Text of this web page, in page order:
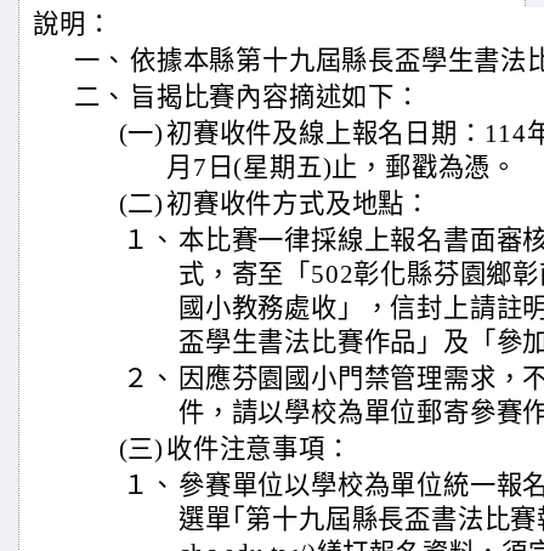
說明：
一、 依據本縣第十九屆縣長盃學生書法
二、 旨揭比賽內容摘述如下：
(一) 初賽收件及線上報名日期：114
月7日(星期五)止，郵戳為憑。
(二) 初賽收件方式及地點：
１、 本比賽一律採線上報名書面審
式，寄至「502彰化縣芬園鄉
國小教務處收」，信封上請註
盃學生書法比賽作品」及「參
２、 因應芬園國小門禁管理需求，
件，請以學校為單位郵寄參賽
(三) 收件注意事項：
１、 參賽單位以學校為單位統一報
選單｢第十九屆縣長盃書法比